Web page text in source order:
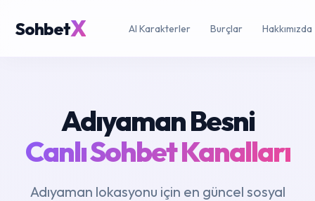
SohbetX AI Karakterler Burçlar Hakkımızda
Adıyaman Besni
Canlı Sohbet Kanalları
Adıyaman lokasyonu için en güncel sosyal